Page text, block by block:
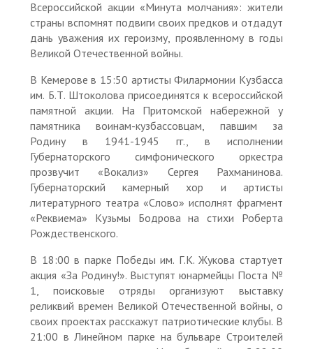
Всероссийской акции «Минута молчания»: жители
страны вспомнят подвиги своих предков и отдадут
дань уважения их героизму, проявленному в годы
Великой Отечественной войны.
В Кемерове в 15:50 артисты Филармонии Кузбасса
им. Б.Т. Штоколова присоединятся к всероссийской
памятной акции. На Притомской набережной у
памятника воинам-кузбассовцам, павшим за
Родину в 1941-1945 гг., в исполнении
Губернаторского симфонического оркестра
прозвучит «Вокализ» Сергея Рахманинова.
Губернаторский камерный хор и артисты
литературного театра «Слово» исполнят фрагмент
«Реквиема» Кузьмы Бодрова на стихи Роберта
Рождественского.
В 18:00 в парке Победы им. Г.К. Жукова стартует
акция «За Родину!». Выступят юнармейцы Поста №
1, поисковые отряды организуют выставку
реликвий времен Великой Отечественной войны, о
своих проектах расскажут патриотические клубы. В
21:00 в Линейном парке на бульваре Строителей